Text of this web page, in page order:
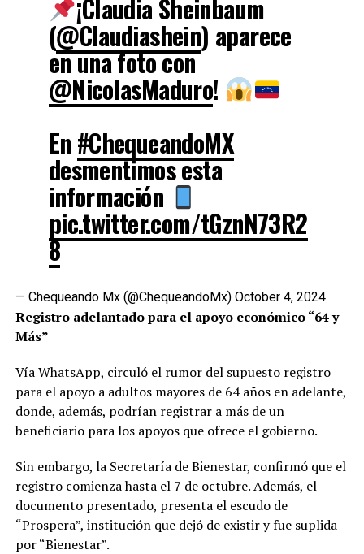
¡Claudia Sheinbaum
(@Claudiashein) aparece
en una foto con
@NicolasMaduro!
En #ChequeandoMX
desmentimos esta
información
pic.twitter.com/tGznN73R2
8
— Chequeando Mx (@ChequeandoMx) October 4, 2024
Registro adelantado para el apoyo económico “64 y
Más”
Vía WhatsApp, circuló el rumor del supuesto registro
para el apoyo a adultos mayores de 64 años en adelante,
donde, además, podrían registrar a más de un
beneficiario para los apoyos que ofrece el gobierno.
Sin embargo, la Secretaría de Bienestar, confirmó que el
registro comienza hasta el 7 de octubre. Además, el
documento presentado, presenta el escudo de
“Prospera”, institución que dejó de existir y fue suplida
por “Bienestar”.